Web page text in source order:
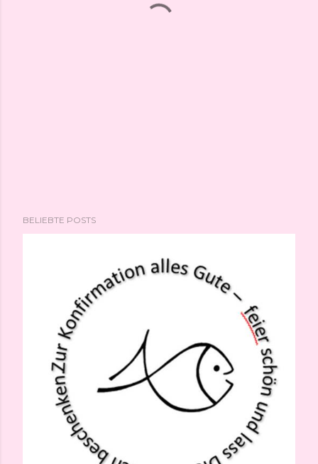
BELIEBTE POSTS